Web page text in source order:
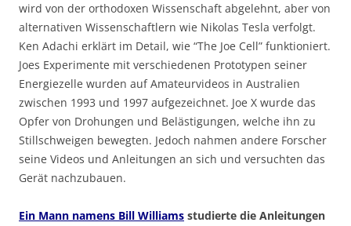
wird von der orthodoxen Wissenschaft abgelehnt, aber von
alternativen Wissenschaftlern wie Nikolas Tesla verfolgt.
Ken Adachi erklärt im Detail, wie “The Joe Cell” funktioniert.
Joes Experimente mit verschiedenen Prototypen seiner
Energiezelle wurden auf Amateurvideos in Australien
zwischen 1993 und 1997 aufgezeichnet. Joe X wurde das
Opfer von Drohungen und Belästigungen, welche ihn zu
Stillschweigen bewegten. Jedoch nahmen andere Forscher
seine Videos und Anleitungen an sich und versuchten das
Gerät nachzubauen.
Ein Mann namens Bill Williams studierte die Anleitungen